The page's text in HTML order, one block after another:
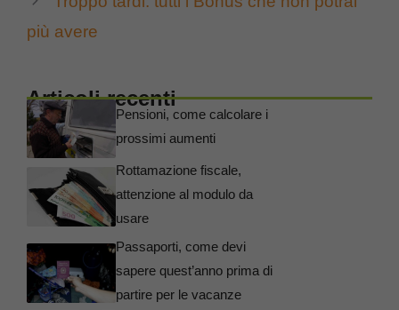
più avere
Articoli recenti
Pensioni, come calcolare i
prossimi aumenti
Rottamazione fiscale,
attenzione al modulo da
usare
Passaporti, come devi
sapere quest’anno prima di
partire per le vacanze